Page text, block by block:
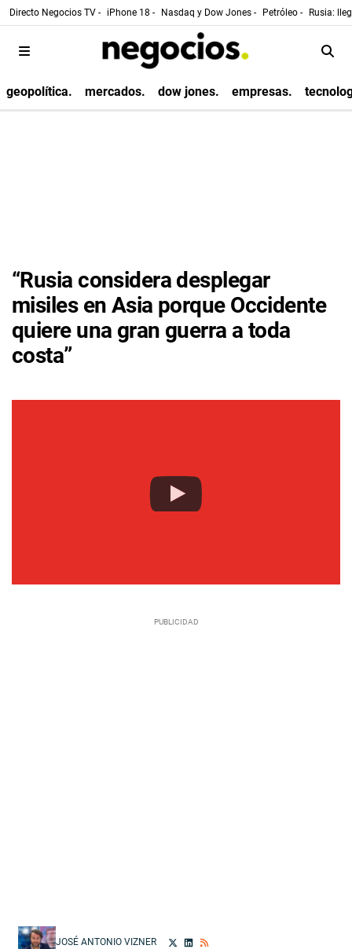
Directo Negocios TV - iPhone 18 - Nasdaq y Dow Jones - Petróleo - Rusia:
geopolítica. mercados. dow jones. empresas.
“Rusia considera desplegar
misiles en Asia porque Occidente
quiere una gran guerra a toda
costa”
JOSÉ ANTONIO VIZNER